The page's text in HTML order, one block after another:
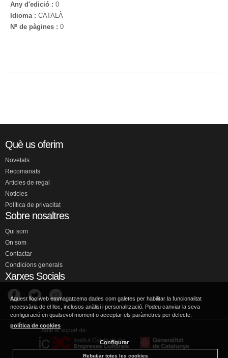
Any d'edició : 0
Idioma : CATALÀ
Nº de pàgines : 0
Què us oferim
Novetats
Recomanats
Articles de regal
Noticies
Política de privacitat
Sobre nosaltres
Qui som
On som
Contactar
Condicions generals
Xarxes Socials
Aquest lloc web emmagatzema dades com galetes per habilitar la funcionalitat
necessària de el lloc, inclosos anàlisi i personalització. Podeu canviar la seva
configuració en qualsevol moment o acceptar els paràmetres per defecte.
política de cookies
Configurar
Rebutjar totes les cookies